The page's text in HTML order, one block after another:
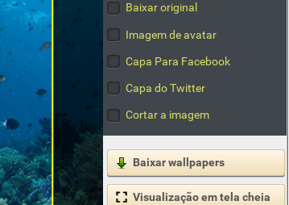
Baixar original
Imagem de avatar
Capa Para Facebook
Capa do Twitter
Cortar a imagem
Baixar wallpapers
Visualização em tela cheia